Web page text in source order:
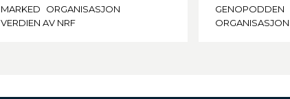
MARKED
ORGANISASJON
VERDIEN AV NRF
GENOPODDEN
ORGANISASJON